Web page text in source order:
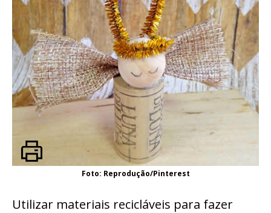
Foto: Reprodução/Pinterest
Utilizar materiais recicláveis para fazer